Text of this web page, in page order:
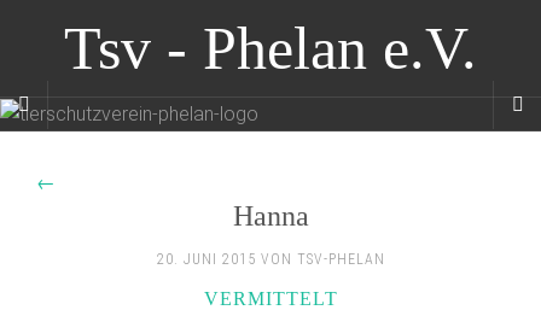
Tsv - Phelan e.V.
←
Hanna
20. JUNI 2015 VON TSV-PHELAN
VERMITTELT